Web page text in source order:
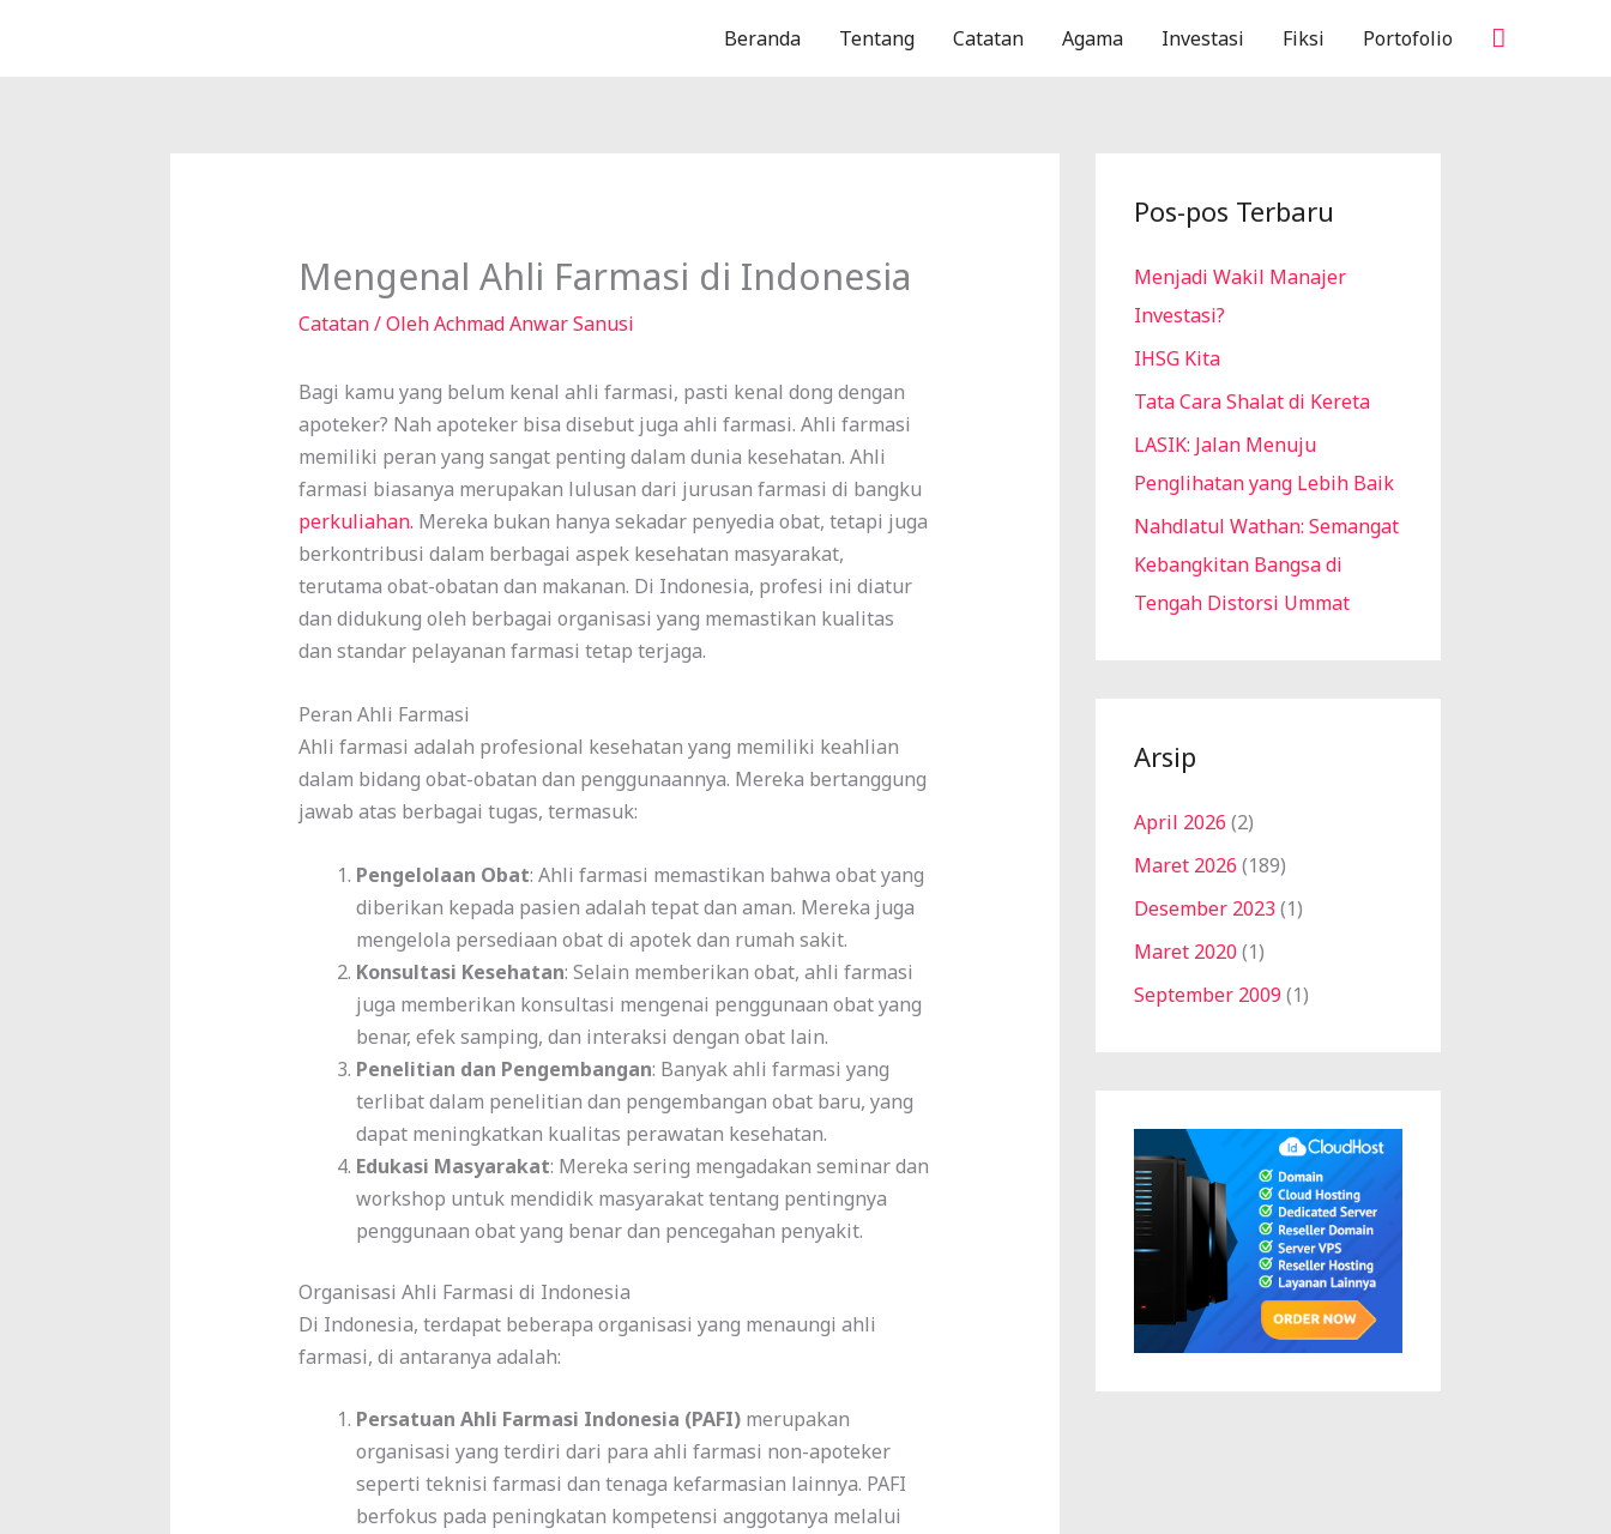
Beranda Tentang Catatan Agama Investasi Fiksi Portofolio Cari
Mengenal Ahli Farmasi di Indonesia
Catatan/ OlehAchmad Anwar Sanusi
Bagi kamu yang belum kenal ahli farmasi, pasti kenal dong dengan
apoteker? Nah apoteker bisa disebut juga ahli farmasi. Ahli farmasi
memiliki peran yang sangat penting dalam dunia kesehatan. Ahli
farmasi biasanya merupakan lulusan dari jurusan farmasi di bangku
perkuliahan. Mereka bukan hanya sekadar penyedia obat, tetapi juga
berkontribusi dalam berbagai aspek kesehatan masyarakat,
terutama obat-obatan dan makanan. Di Indonesia, profesi ini diatur
dan didukung oleh berbagai organisasi yang memastikan kualitas
dan standar pelayanan farmasi tetap terjaga.
Peran Ahli Farmasi
Ahli farmasi adalah profesional kesehatan yang memiliki keahlian
dalam bidang obat-obatan dan penggunaannya. Mereka bertanggung
jawab atas berbagai tugas, termasuk:
Pengelolaan Obat: Ahli farmasi memastikan bahwa obat yang
diberikan kepada pasien adalah tepat dan aman. Mereka juga
mengelola persediaan obat di apotek dan rumah sakit.
Konsultasi Kesehatan: Selain memberikan obat, ahli farmasi
juga memberikan konsultasi mengenai penggunaan obat yang
benar, efek samping, dan interaksi dengan obat lain.
Penelitian dan Pengembangan: Banyak ahli farmasi yang
terlibat dalam penelitian dan pengembangan obat baru, yang
dapat meningkatkan kualitas perawatan kesehatan.
Edukasi Masyarakat: Mereka sering mengadakan seminar dan
workshop untuk mendidik masyarakat tentang pentingnya
penggunaan obat yang benar dan pencegahan penyakit.
Organisasi Ahli Farmasi di Indonesia
Di Indonesia, terdapat beberapa organisasi yang menaungi ahli
farmasi, di antaranya adalah:
Persatuan Ahli Farmasi Indonesia (PAFI)merupakan
organisasi yang terdiri dari para ahli farmasi non-apoteker
seperti teknisi farmasi dan tenaga kefarmasian lainnya. PAFI
berfokus pada peningkatan kompetensi anggotanya melalui
Pos-pos Terbaru
Menjadi Wakil Manajer
Investasi?
IHSG Kita
Tata Cara Shalat di Kereta
LASIK: Jalan Menuju
Penglihatan yang Lebih Baik
Nahdlatul Wathan: Semangat
Kebangkitan Bangsa di
Tengah Distorsi Ummat
Arsip
April 2026 (2)
Maret 2026 (189)
Desember 2023 (1)
Maret 2020 (1)
September 2009 (1)